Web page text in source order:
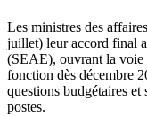
Les ministres des
juillet) leur accord final
(SEAE), ouvrant la voie
fonction dès décembre
questions budgétaires
postes.